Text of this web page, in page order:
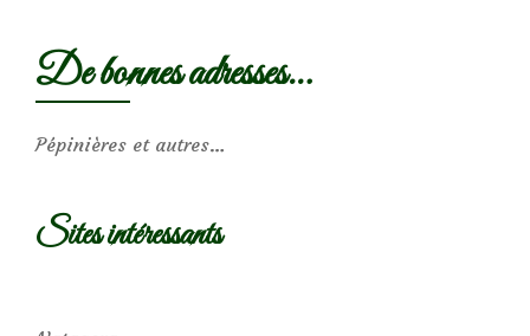
De bonnes adresses…
Pépinières et autres…
Sites intéressants